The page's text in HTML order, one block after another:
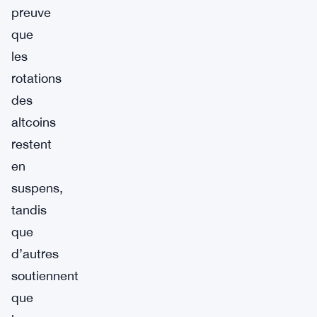
preuve
que
les
rotations
des
altcoins
restent
en
suspens,
tandis
que
d’autres
soutiennent
que